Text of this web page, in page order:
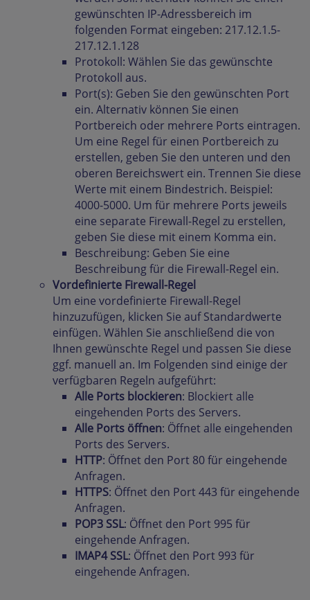
gewünschten IP-Adressbereich im
folgenden Format eingeben: 217.12.1.5-
217.12.1.128
Protokoll: Wählen Sie das gewünschte
Protokoll aus.
Port(s): Geben Sie den gewünschten Port
ein. Alternativ können Sie einen
Portbereich oder mehrere Ports eintragen.
Um eine Regel für einen Portbereich zu
erstellen, geben Sie den unteren und den
oberen Bereichswert ein. Trennen Sie diese
Werte mit einem Bindestrich. Beispiel:
4000-5000. Um für mehrere Ports jeweils
eine separate Firewall-Regel zu erstellen,
geben Sie diese mit einem Komma ein.
Beschreibung: Geben Sie eine
Beschreibung für die Firewall-Regel ein.
Vordefinierte Firewall-Regel
Um eine vordefinierte Firewall-Regel
hinzuzufügen, klicken Sie auf Standardwerte
einfügen. Wählen Sie anschließend die von
Ihnen gewünschte Regel und passen Sie diese
ggf. manuell an. Im Folgenden sind einige der
verfügbaren Regeln aufgeführt:
Alle Ports blockieren: Blockiert alle
eingehenden Ports des Servers.
Alle Ports öffnen: Öffnet alle eingehenden
Ports des Servers.
HTTP: Öffnet den Port 80 für eingehende
Anfragen.
HTTPS: Öffnet den Port 443 für eingehende
Anfragen.
POP3 SSL: Öffnet den Port 995 für
eingehende Anfragen.
IMAP4 SSL: Öffnet den Port 993 für
eingehende Anfragen.